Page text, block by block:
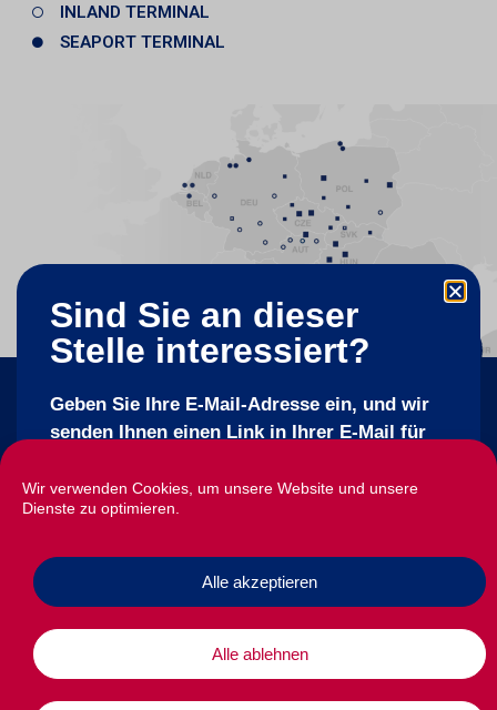
Wir verwenden Cookies, um unsere Website und unsere
Dienste zu optimieren.
Alle akzeptieren
Alle ablehnen
INLAND TERMINAL
SEAPORT TERMINAL
Company of the HHLA Network
Stellenangebote
Stellenangebote
Sonstiges
Hauptwebsite von METRANS
Schutz persönlicher Daten
Cookie-Richtlinien
Sind Sie an dieser
Stelle interessiert?
Geben Sie Ihre E-Mail-Adresse ein, und wir
senden Ihnen einen Link in Ihrer E-Mail für
E-Mail
Zustimmung
Ich bin mit der Verarbeitung meiner
persönlichen Daten einverstanden.